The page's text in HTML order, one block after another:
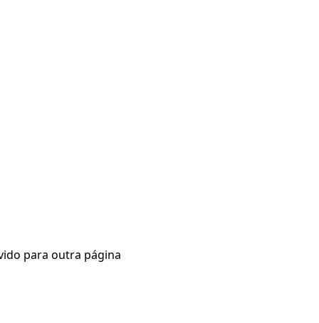
para outra página